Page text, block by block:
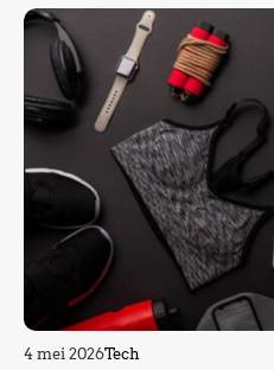
4 mei 2026Tech